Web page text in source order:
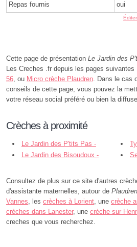
Repas fournis oui
Cette page de présentation Le Jardin des
Les Creches .fr depuis les pages suivantes
56, ou Micro crèche Plaudren. Dans le cas
conseils de cette page, vous pouvez la
votre réseau social préféré ou bien la
Crèches à proximité
Le Jardin des P'tits Pas -
Monterblanc
Le Jardin des Bisoudoux -
Consultez de plus sur ce site d'autres
d'assistante maternelles, autour de Plaudren
Vannes, les crèches à Lorient, une crèche
crèches dans Lanester, une crèche sur
creches que vous recherchez.